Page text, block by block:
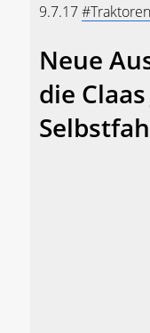
9.7.17#Traktoren
Neue
die Claas